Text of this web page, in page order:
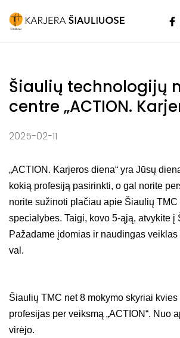
Pradžia |Naujienos |Šiaulių
centre „ACTION. Karjeros diena“
Šiaulių technologijų
centre „ACTION.
2025-02-11
„ACTION. Karjeros diena“ yra Jūsų
kokią profesiją pasirinkti, o gal norite
norite sužinoti plačiau apie Šiaulių
specialybes. Taigi, kovo 5-ąją, atvykite į
Pažadame įdomias ir naudingas
val.
Šiaulių TMC net 8 mokymo skyriai
profesijas per veiksmą „ACTION“. Nuo
virėjo.